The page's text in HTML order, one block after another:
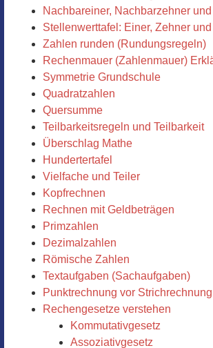
Nachbareiner, Nachbarzehner
Stellenwerttafel: Einer, Zehner
Zahlen runden (Rundungsregeln)
Rechenmauer (Zahlenmauer)
Symmetrie Grundschule
Quadratzahlen
Quersumme
Teilbarkeitsregeln und Teilbarkeit
Überschlag Mathe
Hundertertafel
Vielfache und Teiler
Kopfrechnen
Rechnen mit Geldbeträgen
Primzahlen
Dezimalzahlen
Römische Zahlen
Textaufgaben (Sachaufgaben)
Punktrechnung vor
Rechengesetze verstehen
Kommutativgesetz
Assoziativgesetz